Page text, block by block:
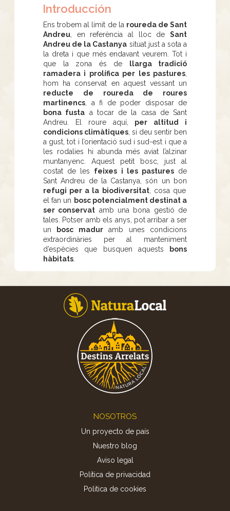
Introducción
Ens trobem al límit de la roureda de Sant
Andreu , en referència al lloc de Sant
Andreu de la Castanya situat just a sota a
la dreta i que més endavant veurem. Tot i
que la zona és de
llarga tradició
ramadera i prolífica per les pastures
hom ha conservat en aquest vessant un
reducte de roureda de roures
martinencs , a fi de poder disposar de
bona fusta a tocar de la casa de Sant
Andreu. El roure aquí, per altitud i
condicions climàtiques , si deu sentir ben
a gust, tot i l’orientació sud i sud-est i que a
les rodalies hi abunda més aviat l’alzinar
muntanyenc. Aquest petit bosc, just al
costat de les feixes i les pasturesde
Sant Andreu de la Castanya, són un bon
refugi per a la biodiversitat, cosa que
el fan un bosc potencialment destinat a
ser conservat amb una bona gestió de
tales. Potser amb els anys, pot arribar a ser
un
bosc maduramb unes condicions
extraordinàries per al manteniment
d’espècies que busquen aquests
bons
hàbitats
NOSOTROS
Un proyecto de país
Nuestro blog
Aviso legal
Política de privacidad
Politica de cookies